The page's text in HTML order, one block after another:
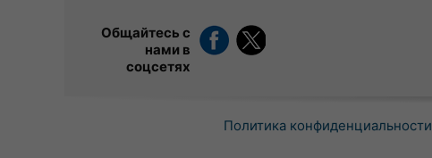
Общайтесь с
нами в
соцсетях
Политика конфиденциальности